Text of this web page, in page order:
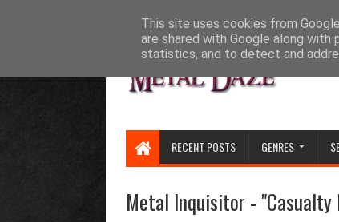
RECENT POSTS GENRES
Metal Inquisitor - "Casualty
This site uses cookies from
are shared with Google along
statistics, and to detect and